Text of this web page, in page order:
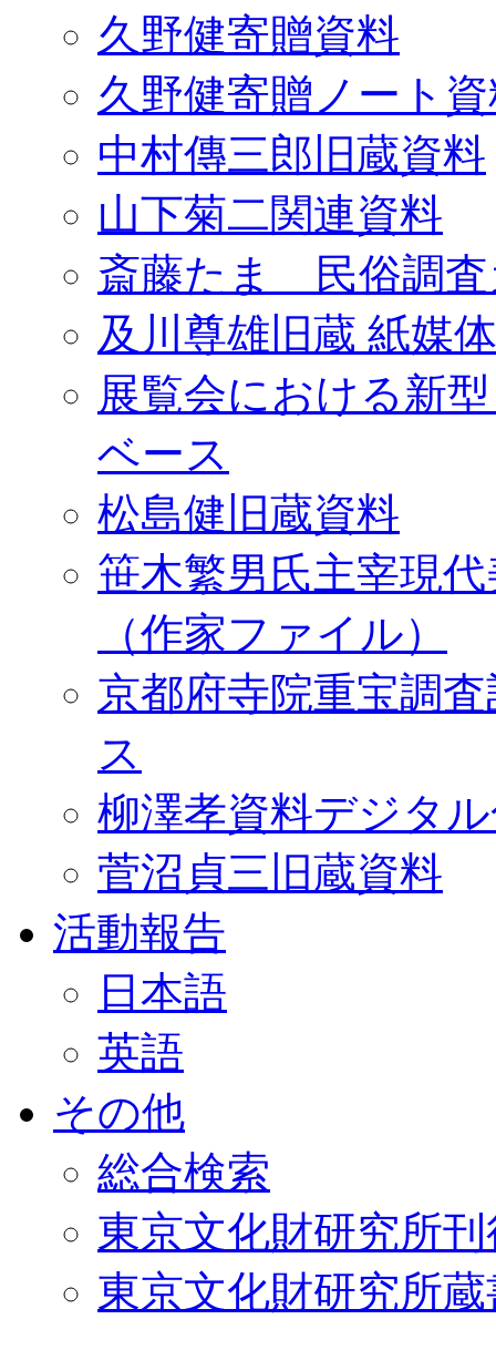
久野健寄贈資料
久野健寄贈ノート
中村傳三郎旧蔵資料
山下菊二関連資料
斎藤たま 民俗調査
及川尊雄旧蔵 紙媒
展覧会における新
ベース
松島健旧蔵資料
笹木繁男氏主宰現
（作家ファイル）
京都府寺院重宝調
ス
柳澤孝資料デジタ
菅沼貞三旧蔵資料
活動報告
日本語
英語
その他
総合検索
東京文化財研究所
東京文化財研究所